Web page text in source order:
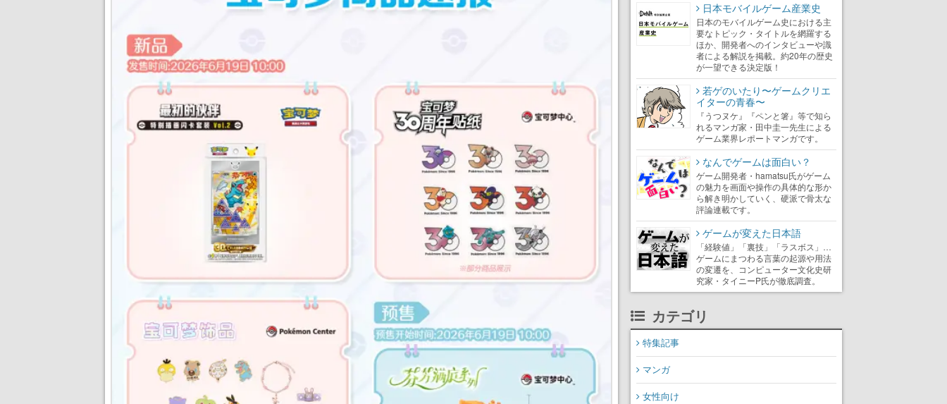
日本モバイルゲーム産業史
日本のモバイルゲーム史における主
要なトピック・タイトルを網羅する
ほか、開発者へのインタビューや識
者による解説を掲載。約20年の歴史
が一望できる決定版！
若ゲのいたり〜ゲームクリエ
イターの青春〜
『うつヌケ』『ペンと箸』等で知ら
れるマンガ家・田中圭一先生による
ゲーム業界レポートマンガです。
なんでゲームは面白い？
ゲーム開発者・hamatsu氏がゲーム
の魅力を画面や操作の具体的な形か
ら解き明かしていく、硬派で骨太な
評論連載です。
ゲームが変えた日本語
「経験値」「裏技」「ラスボス」…
ゲームにまつわる言葉の起源や用法
の変遷を、コンピューター文化史研
究家・タイニーP氏が徹底調査。
カテゴリ
特集記事
マンガ
女性向け